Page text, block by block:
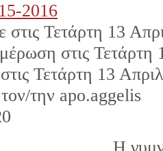
2016
στις Τετάρτη 13
στις
Τετάρτη 13
την apo.aggelis